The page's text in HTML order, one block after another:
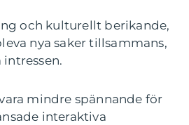
och kulturellt berikande,
nya saker tillsammans,
mindre spännande för
interaktiva